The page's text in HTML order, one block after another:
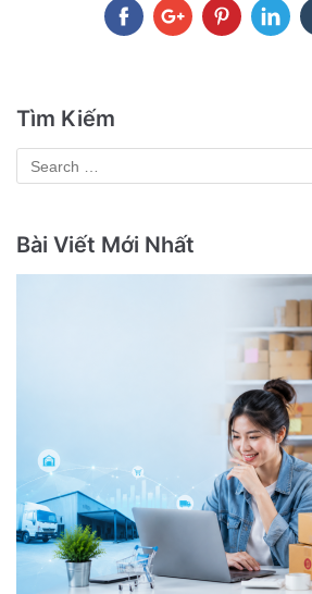
Tìm Kiếm
Bài Viết Mới Nhất